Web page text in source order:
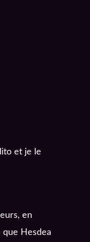
et je le
en
que Hesdea